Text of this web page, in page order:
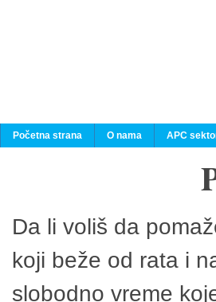
Početna strana O nama APC
Da li voliš da
koji beže od rata i
slobodno vreme